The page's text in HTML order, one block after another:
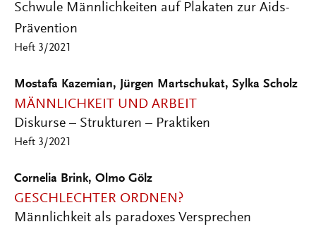
Schwule Männlichkeiten auf Plakaten zur Aids-
Prävention
Heft 3/2021
Mostafa Kazemian, Jürgen Martschukat, Sylka Scholz
MÄNNLICHKEIT UND ARBEIT
Diskurse – Strukturen – Praktiken
Heft 3/2021
Cornelia Brink, Olmo Gölz
GESCHLECHTER ORDNEN?
Männlichkeit als paradoxes Versprechen